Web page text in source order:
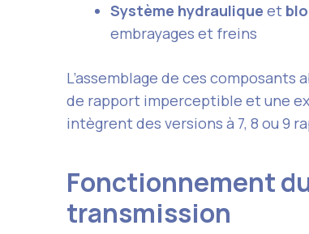
Système hydraulique et
embrayages et freins
L’assemblage de ces
de rapport imperceptible et une
intègrent des versions à 7, 8 ou 9
Fonctionnement
transmission